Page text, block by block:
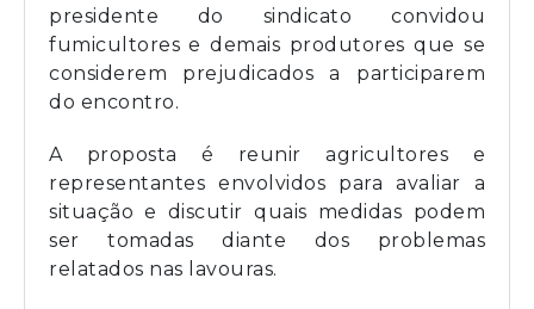
presidente do sindicato convidou
fumicultores e demais produtores que se
considerem prejudicados a participarem
do encontro.
A proposta é reunir agricultores e
representantes envolvidos para avaliar a
situação e discutir quais medidas podem
ser tomadas diante dos problemas
relatados nas lavouras.